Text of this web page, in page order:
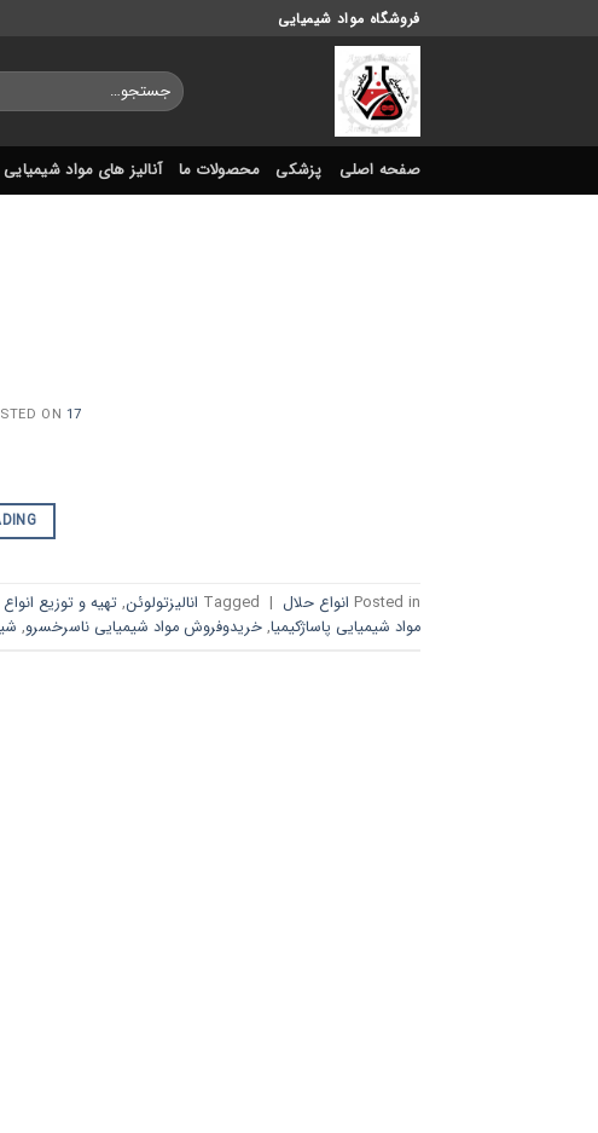
فروشگاه مواد شیمیایی
جستجو
برای:
صفحه اصلی پزشکی محصولات ما آنالیز های مواد شیمیایی
ON 17 می , 2022
Posted in انواع حلال |
Tagged انالیزتولوئن, تهیه و توزیع
مواد شیمیایی پاساژکیمیا, خریدوفروش مواد شیمیایی ناسرخسرو,